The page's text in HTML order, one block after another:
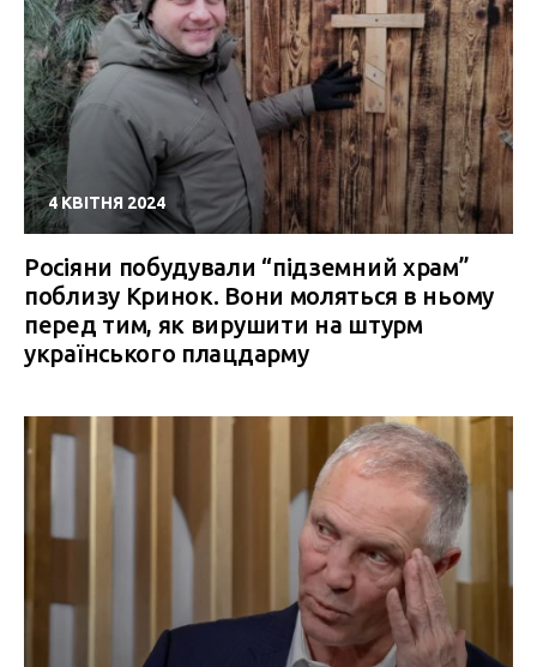
4 КВІТНЯ 2024
Росіяни побудували “підземний храм”
поблизу Кринок. Вони моляться в ньому
перед тим, як вирушити на штурм
українського плацдарму